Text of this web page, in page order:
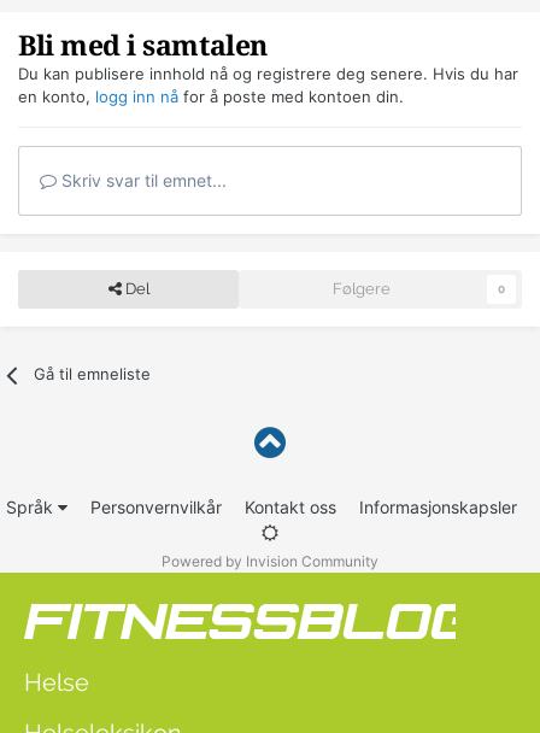
Bli med i samtalen
Du kan publisere innhold nå og registrere deg senere. Hvis du har
en konto, logg inn nå for å poste med kontoen din.
Skriv svar til emnet...
Del Følgere 0
Gå til emneliste
Språk Personvernvilkår Kontakt oss Informasjonskapsler
Powered by Invision Community
Helse